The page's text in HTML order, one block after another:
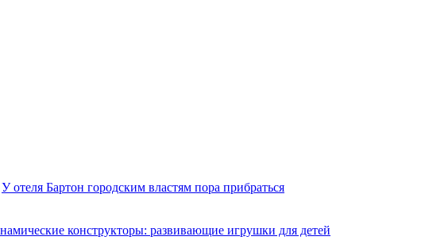
У отеля Бартон городским властям пора прибраться
конструкторы: развивающие игрушки для детей